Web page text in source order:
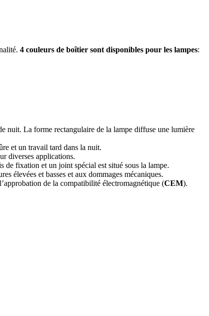
4 couleurs de boîtier sont disponibles pour les lampes:
nuit. La forme rectangulaire de la lampe diffuse une lumière
et un travail tard dans la nuit.
diverses applications.
de fixation et un joint spécial est situé sous la lampe.
élevées et basses et aux dommages mécaniques.
de la compatibilité électromagnétique (CEM).